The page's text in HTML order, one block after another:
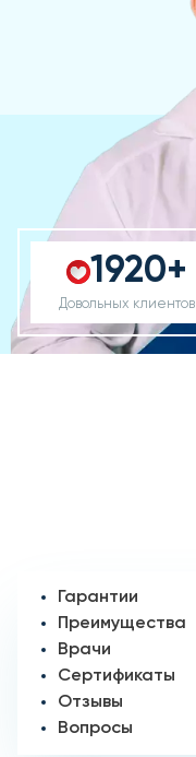
1920+
Довольных клиентов
Гарантии
Преимущества
Врачи
Сертификаты
Отзывы
Вопросы